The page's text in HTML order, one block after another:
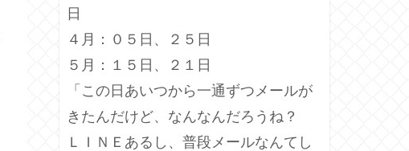
日
４月：０５日、２５日
５月：１５日、２１日
「この日あいつから一通ずつメールが
きたんだけど、なんなんだろうね？
ＬＩＮＥあるし、普段メールなんてし